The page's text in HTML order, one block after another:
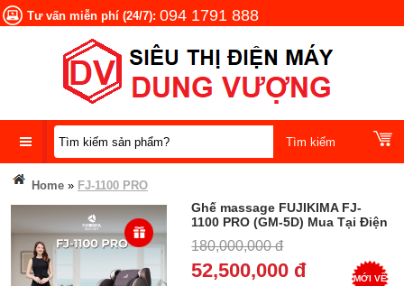
Tư vấn miễn phí (24/7): 094 1791 888
DANH
MỤC
SẢN
Home » FJ-1100 PRO
Ghế massage FUJIKIMA FJ-
1100 PRO (GM-5D) Mua Tại Điện
180,000,000 đ
52,500,000 đ MỚI VỀ